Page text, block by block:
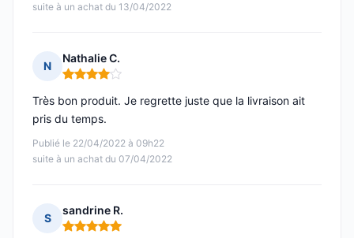
suite à un achat du 13/04/2022
N
Nathalie C.
Note : 4 sur 5
Publié le 22/04/2022 à 09h22
suite à un achat du 07/04/2022
Très bon produit. Je regrette juste que la livraison ait
pris du temps.
S
sandrine R.
Note : 5 sur 5